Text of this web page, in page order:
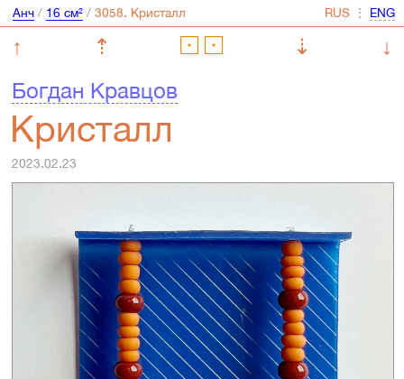
Анч/ 16 см²/ ⋮
↑ ⇡ ⇣
↓
Богдан Кравцов
Кристалл
2023.02.23